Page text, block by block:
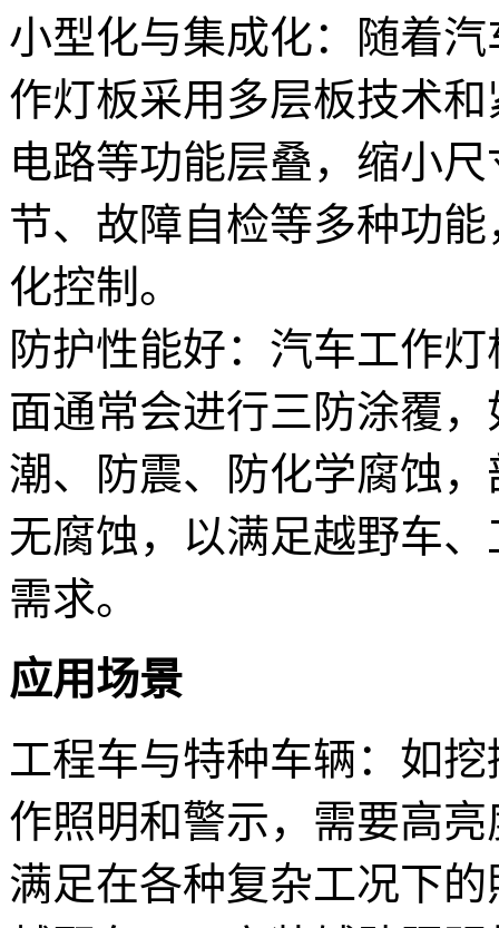
小型化与集成化：随着
作灯板采用多层板技术
电路等功能层叠，缩小
节、故障自检等多种功
化控制。
防护性能好：汽车工作
面通常会进行三防涂覆
潮、防震、防化学腐蚀
无腐蚀，以满足越野车
需求。
应用场景
工程车与特种车辆：如
作照明和警示，需要高
满足在各种复杂工况下